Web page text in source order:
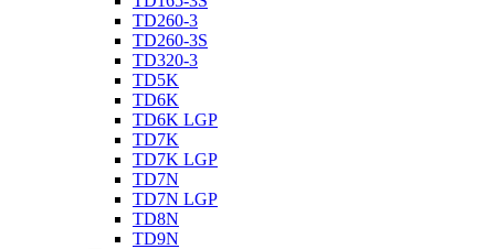
TD260-3
TD260-3S
TD320-3
TD5K
TD6K
TD6K LGP
TD7K
TD7K LGP
TD7N
TD7N LGP
TD8N
TD9N